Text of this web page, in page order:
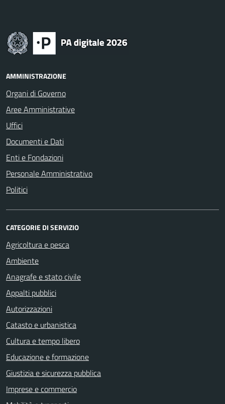
AMMINISTRAZIONE
Organi di Governo
Aree Amministrative
Uffici
Documenti e Dati
Enti e Fondazioni
Personale Amministrativo
Politici
CATEGORIE DI SERVIZIO
Agricoltura e pesca
Ambiente
Anagrafe e stato civile
Appalti pubblici
Autorizzazioni
Catasto e urbanistica
Cultura e tempo libero
Educazione e formazione
Giustizia e sicurezza pubblica
Imprese e commercio